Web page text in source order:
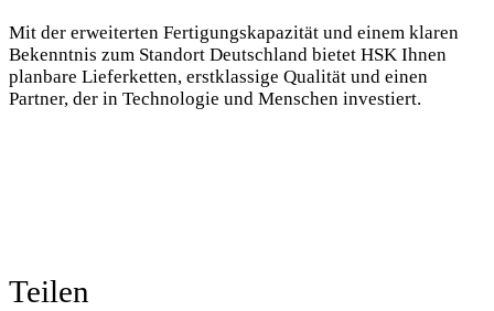
Mit der erweiterten Fertigungskapazität und einem klaren
Bekenntnis zum Standort Deutschland bietet HSK Ihnen
planbare Lieferketten, erstklassige Qualität und einen
Partner, der in Technologie und Menschen investiert.
Teilen